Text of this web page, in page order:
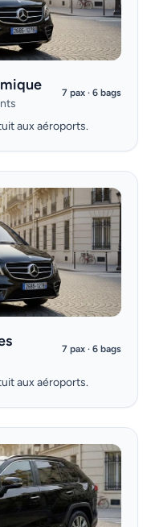
7 pax · 6 bags
aux aéroports.
7 pax · 6 bags
aux aéroports.